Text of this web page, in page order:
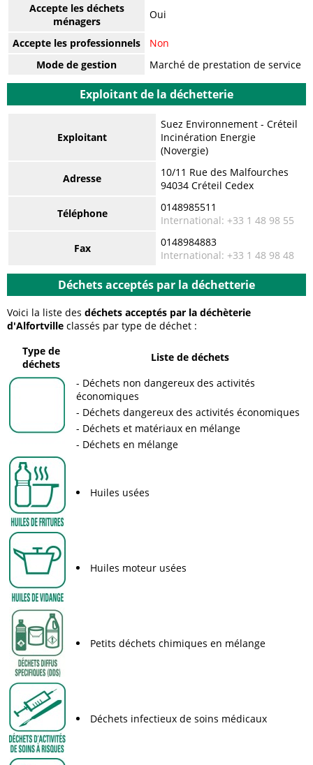
Accepte les déchets
ménagers
Oui
Accepte les professionnels
Non
Mode de gestion
Marché de prestation de service
Exploitant de la déchetterie
Exploitant
Suez Environnement - Créteil
Incinération Energie
(Novergie)
Adresse
10/11 Rue des Malfourches
94034 Créteil Cedex
Téléphone
0148985511
International: +33 1 48 98 55
Fax
0148984883
International: +33 1 48 98 48
Déchets acceptés par la déchetterie
Voici la liste des déchets acceptés par la déchèterie
d'Alfortville classés par type de déchet :
Type de
déchets
Liste de déchets
Déchets non dangereux des activités
économiques
Déchets dangereux des activités économiques
Déchets et matériaux en mélange
Déchets en mélange
Huiles usées
Huiles moteur usées
Petits déchets chimiques en mélange
Déchets infectieux de soins médicaux